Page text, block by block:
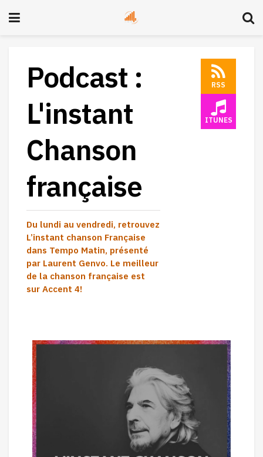
Podcast :
L'instant
Chanson
française
Du lundi au vendredi, retrouvez
L’instant chanson Française
dans Tempo Matin, présenté
par Laurent Genvo. Le meilleur
de la chanson française est
sur Accent 4!
RSS
ITUNES